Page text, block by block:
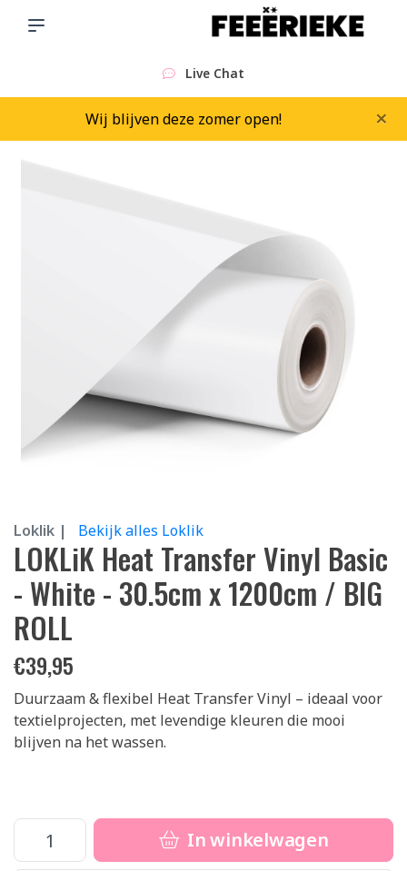
Live Chat
Wij blijven deze zomer open! ×
Loklik | Bekijk alles Loklik
LOKLiK Heat Transfer Vinyl Basic
- White - 30.5cm x 1200cm / BIG
ROLL
€39,95
Duurzaam & flexibel Heat Transfer Vinyl – ideaal voor
textielprojecten, met levendige kleuren die mooi
blijven na het wassen.
In winkelwagen